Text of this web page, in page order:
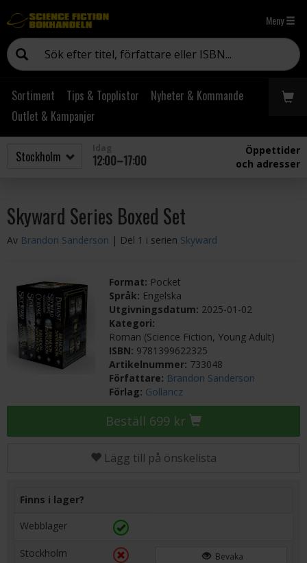
Meny
Sortiment Tips & Topplistor
Nyheter & Kommande
Outlet & Kampanjer
12:00–17:00
Öppettider
och adresser
Skyward Series Boxed Set
Av Brandon Sanderson | Del 1 i serien Skyward
Format: Pocket
Språk: Engelska
Utgivningsdatum: 2025-01-02
Kategori:
Roman (Science Fiction, Young Adult)
ISBN: 9781399622325
Artikelnummer: 733048
Författare: Brandon Sanderson
Förlag: Gollancz
Beställ 699 kr
Lägg till på önskelista
Finns i lager?
Webblager
Stockholm Bevaka